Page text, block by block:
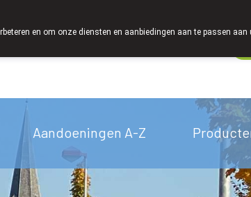
Aandoeningen A-Z
en om onze diensten en aanbiedingen aan te passen